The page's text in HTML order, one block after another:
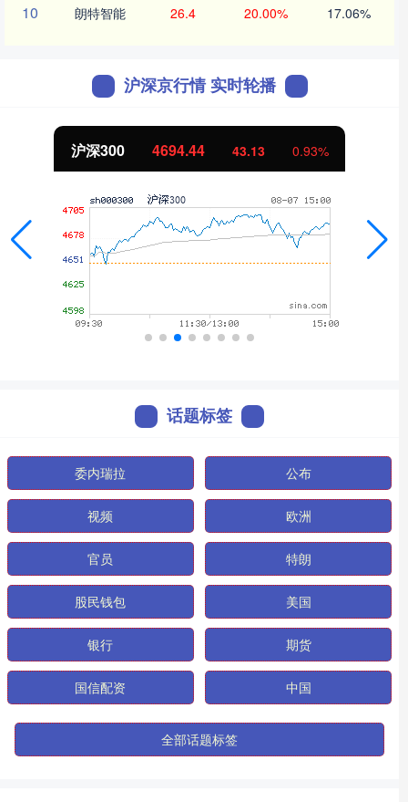
10 朗特智能 26.4 20.00% 17.06%
沪深京行情 实时轮播
沪深300 4694.44 43.13 0.93%
话题标签
委内瑞拉 公布
视频 欧洲
官员 特朗
股民钱包 美国
银行 期货
国信配资 中国
全部话题标签